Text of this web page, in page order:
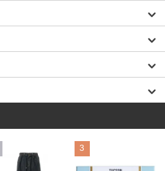
3